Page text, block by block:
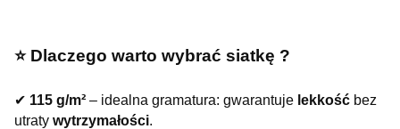
⭐️ Dlaczego warto wybrać siatkę ?
✔ 115 g/m² – idealna gramatura: gwarantuje lekkość bez
utraty wytrzymałości.